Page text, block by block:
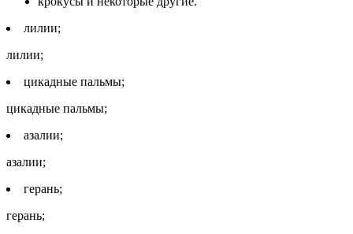
лилии;
лилии;
цикадные пальмы;
цикадные пальмы;
азалии;
азалии;
герань;
герань;